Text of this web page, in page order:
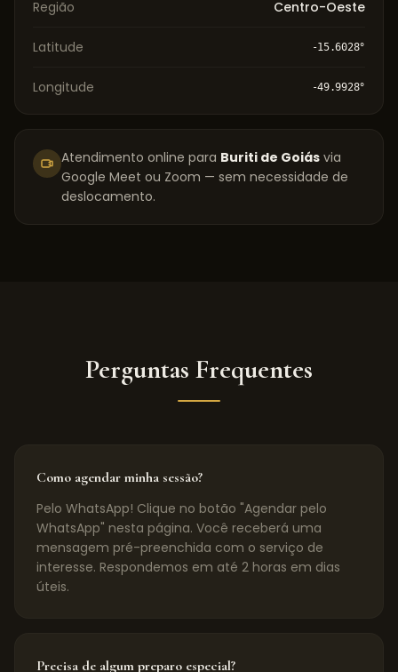
Região Centro-Oeste
Latitude -15.6028°
Longitude -49.9928°
Atendimento online para Buriti de Goiás via
Google Meet ou Zoom — sem necessidade de
deslocamento.
Perguntas Frequentes
Como agendar minha sessão?
Pelo WhatsApp! Clique no botão "Agendar pelo
WhatsApp" nesta página. Você receberá uma
mensagem pré-preenchida com o serviço de
interesse. Respondemos em até 2 horas em dias
úteis.
Precisa de algum preparo especial?